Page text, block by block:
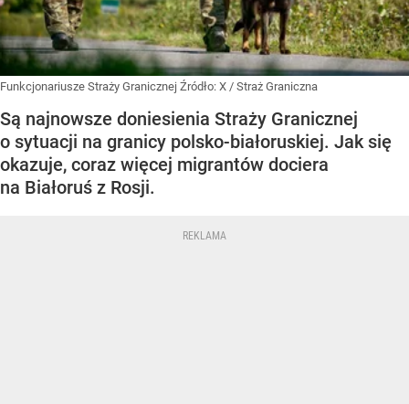
Funkcjonariusze Straży Granicznej Źródło: X / Straż Graniczna
Są najnowsze doniesienia Straży Granicznej
o sytuacji na granicy polsko-białoruskiej. Jak się
okazuje, coraz więcej migrantów dociera
na Białoruś z Rosji.